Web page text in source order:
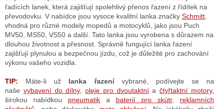
r
v
k
y
v
ý
s
u
řadících lanek, která zajišťují spolehlivý přenos řazení z řídítek na
převodovku. V nabídce jsou vysoce kvalitní lanka značky Schmitt
vhodná pro různé modely mopedů a motocyklů, jako jsou Puch
MV50, MS50, VS50 a další. Tato lanka jsou vyrobena s důrazem na
dlouhou životnost a přesnost. Správně fungující lanka řazení
zajišťují plynulou a bezpečnou jízdu, což je důležité pro zachování
výkonu vašeho vozidla.
TIP: Máte-li už lanka řazení vybrané , podívejte se na
naše vybavení do dílny,oleje pro dvoutaktníačtyřtaktní motory,
širokou nabídkou pneumatik a baterií pro skútr, reklamních